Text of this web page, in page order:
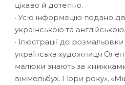
цікаво й дотепно.
· Усю інформацію подано
українською та англійською.
· Ілюстрації до
українська художниця
малюки знають за
віммельбух. Пори року»,